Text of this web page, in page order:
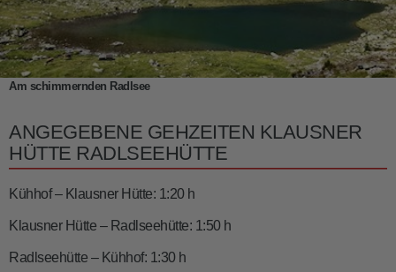
Am schimmernden Radlsee
ANGEGEBENE GEHZEITEN KLAUSNER
HÜTTE RADLSEEHÜTTE
Kühhof – Klausner Hütte: 1:20 h
Klausner Hütte – Radlseehütte: 1:50 h
Radlseehütte – Kühhof: 1:30 h